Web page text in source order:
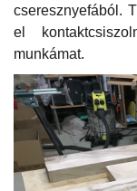
cseresznyefából.
el
munkámat.